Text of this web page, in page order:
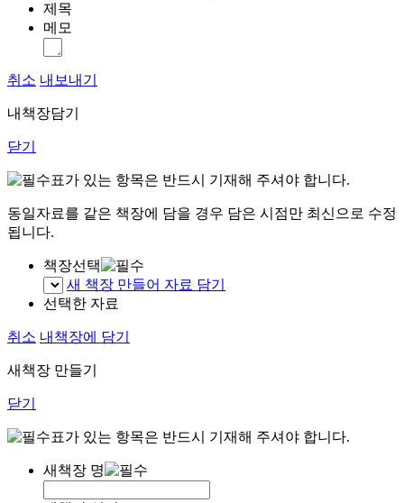
제목
메모
취소 내보내기
내책장담기
닫기
표가 있는 항목은 반드시 기재해 주셔야 합니다.
동일자료를 같은 책장에 담을 경우 담은 시점만 최신으로 수정
됩니다.
책장선택
새 책장 만들어 자료 담기
선택한 자료
취소 내책장에 담기
새책장 만들기
닫기
표가 있는 항목은 반드시 기재해 주셔야 합니다.
새책장 명